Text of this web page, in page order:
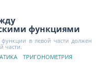
функциями
в левой части должен
части.
ТРИГОНОМЕТРИЯ